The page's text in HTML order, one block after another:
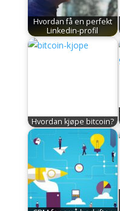
Hvordan få en perfekt
Linkedin-profil
Hvordan kjøpe bitcoin?